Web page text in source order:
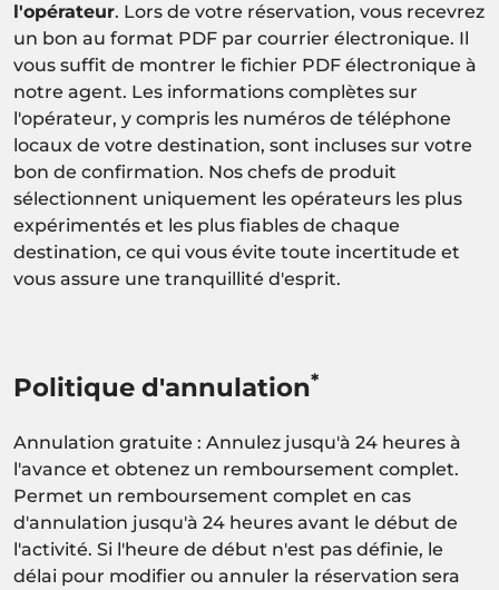
l'opérateur. Lors de votre réservation, vous recevrez
un bon au format PDF par courrier électronique. Il
vous suffit de montrer le fichier PDF électronique à
notre agent. Les informations complètes sur
l'opérateur, y compris les numéros de téléphone
locaux de votre destination, sont incluses sur votre
bon de confirmation. Nos chefs de produit
sélectionnent uniquement les opérateurs les plus
expérimentés et les plus fiables de chaque
destination, ce qui vous évite toute incertitude et
vous assure une tranquillité d'esprit.
Politique d'annulation*
Annulation gratuite : Annulez jusqu'à 24 heures à
l'avance et obtenez un remboursement complet.
Permet un remboursement complet en cas
d'annulation jusqu'à 24 heures avant le début de
l'activité. Si l'heure de début n'est pas définie, le
délai pour modifier ou annuler la réservation sera